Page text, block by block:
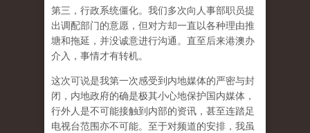
第三，行政系统僵化。我们多次向人事部职员提
出调配部门的意愿，但对方却一直以各种理由推
塘和拖延，并没诚意进行沟通。直至后来港澳办
介入，事情才有转机。
这次可说是我第一次感受到内地媒体的严密与封
闭，内地政府的确是极其小心地保护国内媒体，
行外人是不可能接触到内部的资讯，甚至连踏足
电视台范围亦不可能。至于对频道的安排，我虽